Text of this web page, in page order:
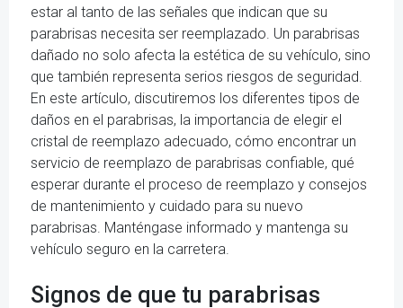
estar al tanto de las señales que indican que su
parabrisas necesita ser reemplazado. Un parabrisas
dañado no solo afecta la estética de su vehículo, sino
que también representa serios riesgos de seguridad.
En este artículo, discutiremos los diferentes tipos de
daños en el parabrisas, la importancia de elegir el
cristal de reemplazo adecuado, cómo encontrar un
servicio de reemplazo de parabrisas confiable, qué
esperar durante el proceso de reemplazo y consejos
de mantenimiento y cuidado para su nuevo
parabrisas. Manténgase informado y mantenga su
vehículo seguro en la carretera.
Signos de que tu parabrisas